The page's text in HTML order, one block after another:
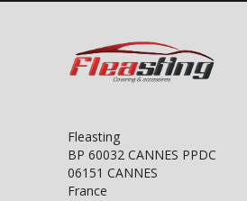
Fleasting
BP 60032 CANNES PPDC
06151 CANNES
France